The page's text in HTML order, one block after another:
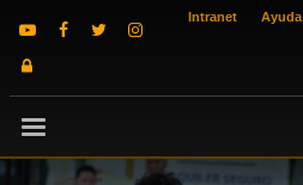
Intranet Ayuda